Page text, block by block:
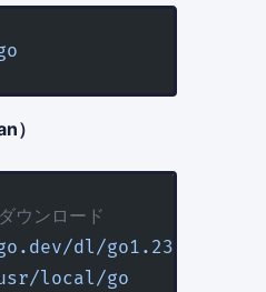
）
ウンロード
dl/
local/go